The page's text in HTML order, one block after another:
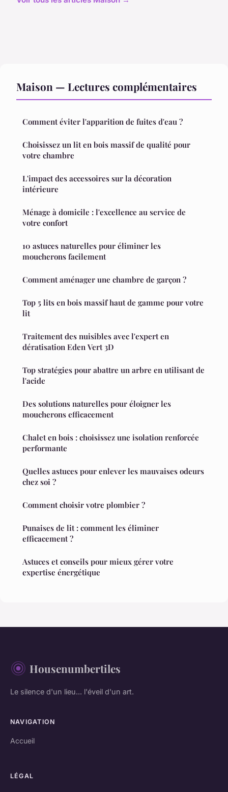
Maison — Lectures complémentaires
Comment éviter l'apparition de fuites d'eau ?
Choisissez un lit en bois massif de qualité pour
votre chambre
L'impact des accessoires sur la décoration
intérieure
Ménage à domicile : l'excellence au service de
votre confort
10 astuces naturelles pour éliminer les
moucherons facilement
Comment aménager une chambre de garçon ?
Top 5 lits en bois massif haut de gamme pour votre
lit
Traitement des nuisibles avec l'expert en
dératisation Eden Vert 3D
Top stratégies pour abattre un arbre en utilisant de
l'acide
Des solutions naturelles pour éloigner les
moucherons efficacement
Chalet en bois : choisissez une isolation renforcée
performante
Quelles astuces pour enlever les mauvaises odeurs
chez soi ?
Comment choisir votre plombier ?
Punaises de lit : comment les éliminer
efficacement ?
Astuces et conseils pour mieux gérer votre
expertise énergétique
Housenumbertiles
Le silence d'un lieu... l'éveil d'un art.
NAVIGATION
Accueil
LÉGAL